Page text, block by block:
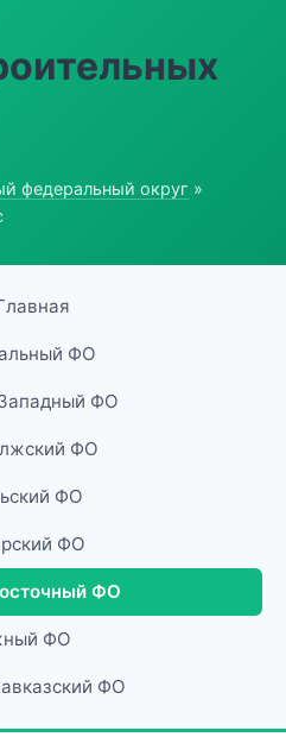
федеральный округ »
ФО
ФО
ФО
ФО
ФО
ФО
ФО
ФО